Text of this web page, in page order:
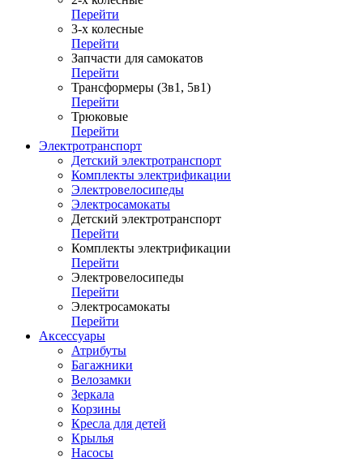
Перейти
3-х колесные
Перейти
Запчасти для самокатов
Перейти
Трансформеры (3в1, 5в1)
Перейти
Трюковые
Перейти
Электротранспорт
Детский электротранспорт
Комплекты электрификации
Электровелосипеды
Электросамокаты
Детский электротранспорт
Перейти
Комплекты электрификации
Перейти
Электровелосипеды
Перейти
Электросамокаты
Перейти
Аксессуары
Атрибуты
Багажники
Велозамки
Зеркала
Корзины
Кресла для детей
Крылья
Насосы